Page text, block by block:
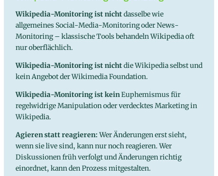
Wikipedia-Monitoring ist nichtdasselbe wie
allgemeines Social-Media-Monitoring oder News-
Monitoring – klassische Tools behandeln Wikipedia oft
nur oberflächlich.
Wikipedia-Monitoring ist nichtdie Wikipedia selbst und
kein Angebot der Wikimedia Foundation.
Wikipedia-Monitoring ist keinEuphemismus für
regelwidrige Manipulation oder verdecktes Marketing in
Wikipedia.
Agieren statt reagieren: Wer Änderungen erst sieht,
wenn sie live sind, kann nur noch reagieren. Wer
Diskussionen früh verfolgt und Änderungen richtig
einordnet, kann den Prozess mitgestalten.